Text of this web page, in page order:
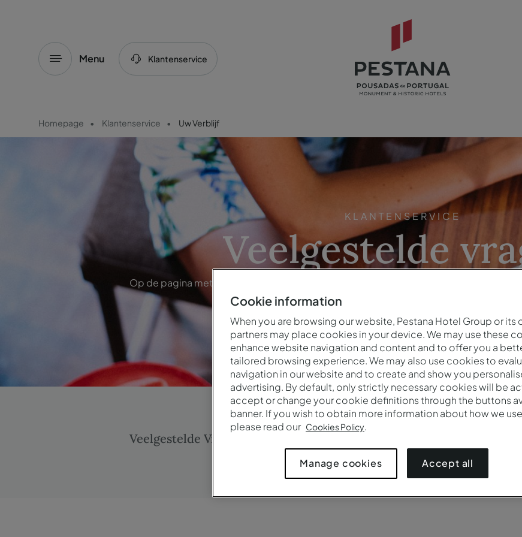
Menu Klantenservice
Homepage Klantenservice Uw Verblijf
KLANTENSERVICE
Veelgestelde
Op de pagina met veelgestelde vragen vind je snelle antwoorden op
faciliteiten, annuleringsvoorwaarden, vouchers en nog veel
Veelgestelde Vragen
Cookie information
When you are browsing our website, Pestana Hotel Group or its
partners may place cookies in your device. We may use these
enhance website navigation and content and to offer you a
tailored browsing experience. We may also use cookies to
navigation in our website and to create and show you
advertising. By default, only strictly necessary cookies will be
accept or change your cookie definitions through the buttons
banner. If you wish to obtain more information about how we
please read our Cookies Policy.
Accept all
Manage cookies